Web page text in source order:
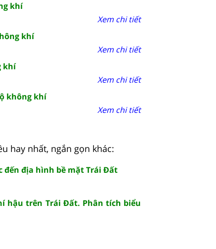
khí
Xem chi tiết
khí
Xem chi tiết
khí
Xem chi tiết
không khí
Xem chi tiết
hay nhất, ngắn gọn khác:
đến địa hình bề mặt Trái Đất
hậu trên Trái Đất. Phân tích biểu